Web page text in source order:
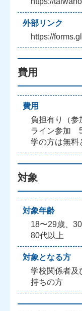
外部リンク
https://
費用
費用
負担有り（
ライン参加
学の方は無料
対象
対象年齢
18〜29歳、
80代以上
対象となる方
学校関係者及
持ちの方